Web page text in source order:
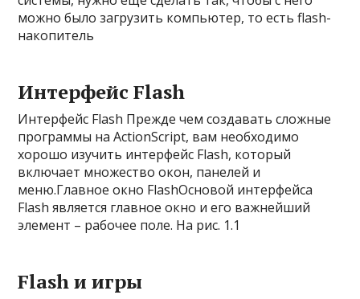
можно было загрузить компьютер, то есть flash-
накопитель
Интерфейс Flash
Интерфейс Flash Прежде чем создавать сложные
программы на ActionScript, вам необходимо
хорошо изучить интерфейс Flash, который
включает множество окон, панелей и
меню.Главное окно FlashОсновой интерфейса
Flash является главное окно и его важнейший
элемент – рабочее поле. На рис. 1.1
Flash и игры